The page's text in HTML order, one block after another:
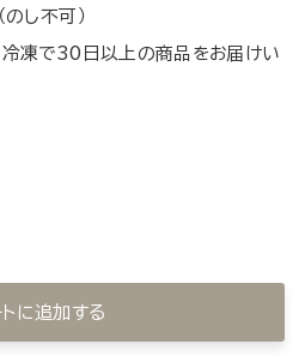
のし不可）
冷凍で30日以上の商品をお届けい
トに追加する